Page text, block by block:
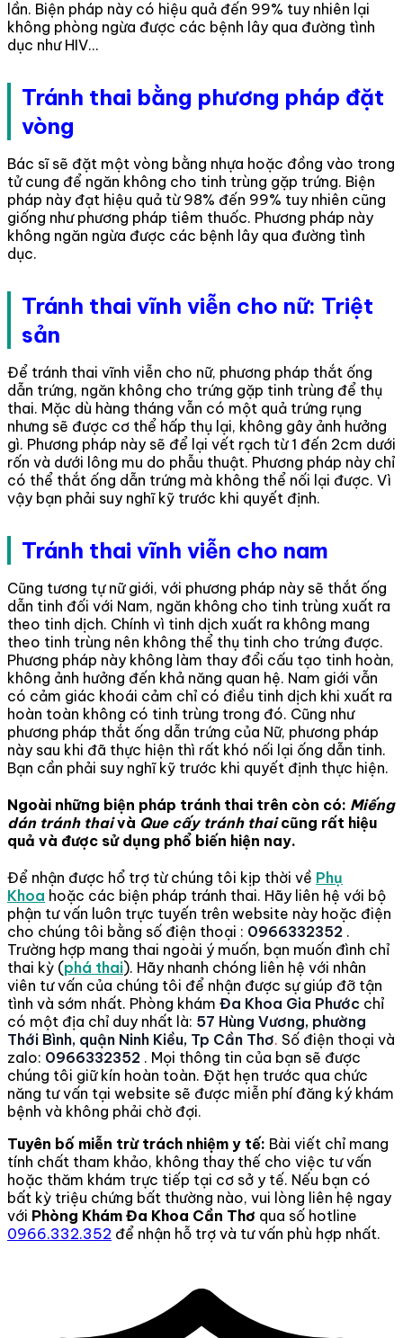
lần. Biện pháp này có hiệu quả đến 99% tuy nhiên lại
không phòng ngừa được các bệnh lây qua đường tình
dục như HIV…
Tránh thai bằng phương pháp đặt
vòng
Bác sĩ sẽ đặt một vòng bằng nhựa hoặc đồng vào trong
tử cung để ngăn không cho tinh trùng gặp trứng. Biện
pháp này đạt hiệu quả từ 98% đến 99% tuy nhiên cũng
giống như phương pháp tiêm thuốc. Phương pháp này
không ngăn ngừa được các bệnh lây qua đường tình
dục.
Tránh thai vĩnh viễn cho nữ: Triệt
sản
Để tránh thai vĩnh viễn cho nữ, phương pháp thắt ống
dẫn trứng, ngăn không cho trứng gặp tinh trùng để thụ
thai. Mặc dù hàng tháng vẫn có một quả trứng rụng
nhưng sẽ được cơ thể hấp thụ lại, không gây ảnh hưởng
gì. Phương pháp này sẽ để lại vết rạch từ 1 đến 2cm dưới
rốn và dưới lông mu do phẫu thuật. Phương pháp này chỉ
có thể thắt ống dẫn trứng mà không thể nối lại được. Vì
vậy bạn phải suy nghĩ kỹ trước khi quyết định.
Tránh thai vĩnh viễn cho nam
Cũng tương tự nữ giới, với phương pháp này sẽ thắt ống
dẫn tinh đối với Nam, ngăn không cho tinh trùng xuất ra
theo tinh dịch. Chính vì tinh dịch xuất ra không mang
theo tinh trùng nên không thể thụ tinh cho trứng được.
Phương pháp này không làm thay đổi cấu tạo tinh hoàn,
không ảnh hưởng đến khả năng quan hệ. Nam giới vẫn
có cảm giác khoái cảm chỉ có điều tinh dịch khi xuất ra
hoàn toàn không có tinh trùng trong đó. Cũng như
phương pháp thắt ống dẫn trứng của Nữ, phương pháp
này sau khi đã thực hiện thì rất khó nối lại ống dẫn tinh.
Bạn cần phải suy nghĩ kỹ trước khi quyết định thực hiện.
Ngoài những biện pháp tránh thai trên còn có: Miếng
dán tránh thaivà Que cấy tránh thaicũng rất hiệu
quả và được sử dụng phổ biến hiện nay.
Để nhận được hổ trợ từ chúng tôi kịp thời về Phụ
Khoa hoặc các biện pháp tránh thai. Hãy liên hệ với bộ
phận tư vấn luôn trực tuyến trên website này hoặc điện
cho chúng tôi bằng số điện thoại : 0966332352 .
Trường hợp mang thai ngoài ý muốn, bạn muốn đình chỉ
thai kỳ (phá thai). Hãy nhanh chóng liên hệ với nhân
viên tư vấn của chúng tôi để nhận được sự giúp đỡ tận
tình và sớm nhất. Phòng khám Đa Khoa Gia Phước chỉ
có một địa chỉ duy nhất là: 57 Hùng Vương, phường
Thới Bình, quận Ninh Kiều, Tp Cần Thơ. Số điện thoại và
zalo: 0966332352 . Mọi thông tin của bạn sẽ được
chúng tôi giữ kín hoàn toàn. Đặt hẹn trước qua chức
năng tư vấn tại website sẽ được miễn phí đăng ký khám
bệnh và không phải chờ đợi.
Tuyên bố miễn trừ trách nhiệm y tế: Bài viết chỉ mang
tính chất tham khảo, không thay thế cho việc tư vấn
hoặc thăm khám trực tiếp tại cơ sở y tế. Nếu bạn có
bất kỳ triệu chứng bất thường nào, vui lòng liên hệ ngay
với Phòng Khám Đa Khoa Cần Thơ qua số hotline
0966.332.352 để nhận hỗ trợ và tư vấn phù hợp nhất.